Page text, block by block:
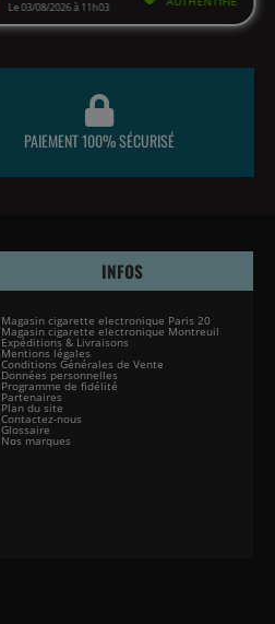
PAIEMENT 100% SÉCURISÉ
INFOS
Magasin cigarette electronique Paris 20
Magasin cigarette electronique Montreuil
Expéditions & Livraisons
Mentions légales
Conditions Générales de Vente
Données personnelles
Programme de fidélité
Partenaires
Plan du site
Contactez-nous
Glossaire
Nos marques